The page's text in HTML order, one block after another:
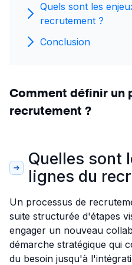
Quels sont les
recrutement ?
Conclusion
Comment définir un
recrutement ?
Quelles sont
lignes du
Un processus de
suite structurée d'étapes
engager un nouveau
démarche stratégique qui
du besoin jusqu'à